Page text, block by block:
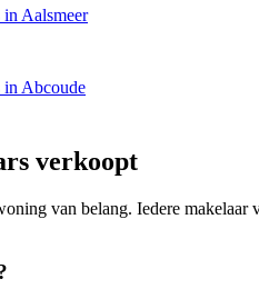
in Aalsmeer
in Abcoude
verkoopt
van belang. Iedere